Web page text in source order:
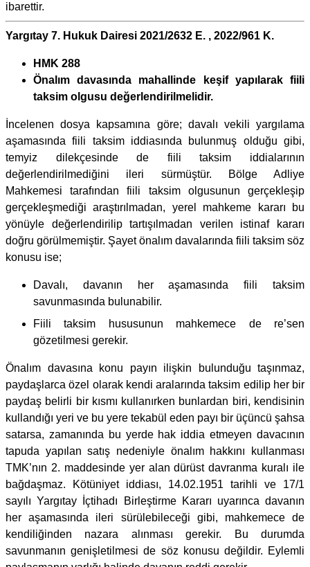
ibarettir.
Yargıtay 7. Hukuk Dairesi 2021/2632 E. , 2022/961 K.
HMK 288
Önalım davasında mahallinde keşif yapılarak fiili
taksim olgusu değerlendirilmelidir.
İncelenen dosya kapsamına göre; davalı vekili yargılama
aşamasında fiili taksim iddiasında bulunmuş olduğu gibi,
temyiz dilekçesinde de fiili taksim iddialarının
değerlendirilmediğini ileri sürmüştür. Bölge Adliye
Mahkemesi tarafından fiili taksim olgusunun gerçekleşip
gerçekleşmediği araştırılmadan, yerel mahkeme kararı bu
yönüyle değerlendirilip tartışılmadan verilen istinaf kararı
doğru görülmemiştir. Şayet önalım davalarında fiili taksim söz
konusu ise;
Davalı, davanın her aşamasında fiili taksim
savunmasında bulunabilir.
Fiili taksim hususunun mahkemece de re’sen
gözetilmesi gerekir.
Önalım davasına konu payın ilişkin bulunduğu taşınmaz,
paydaşlarca özel olarak kendi aralarında taksim edilip her bir
paydaş belirli bir kısmı kullanırken bunlardan biri, kendisinin
kullandığı yeri ve bu yere tekabül eden payı bir üçüncü şahsa
satarsa, zamanında bu yerde hak iddia etmeyen davacının
tapuda yapılan satış nedeniyle önalım hakkını kullanması
TMK’nın 2. maddesinde yer alan dürüst davranma kuralı ile
bağdaşmaz. Kötüniyet iddiası, 14.02.1951 tarihli ve 17/1
sayılı Yargıtay İçtihadı Birleştirme Kararı uyarınca davanın
her aşamasında ileri sürülebileceği gibi, mahkemece de
kendiliğinden nazara alınması gerekir. Bu durumda
savunmanın genişletilmesi de söz konusu değildir. Eylemli